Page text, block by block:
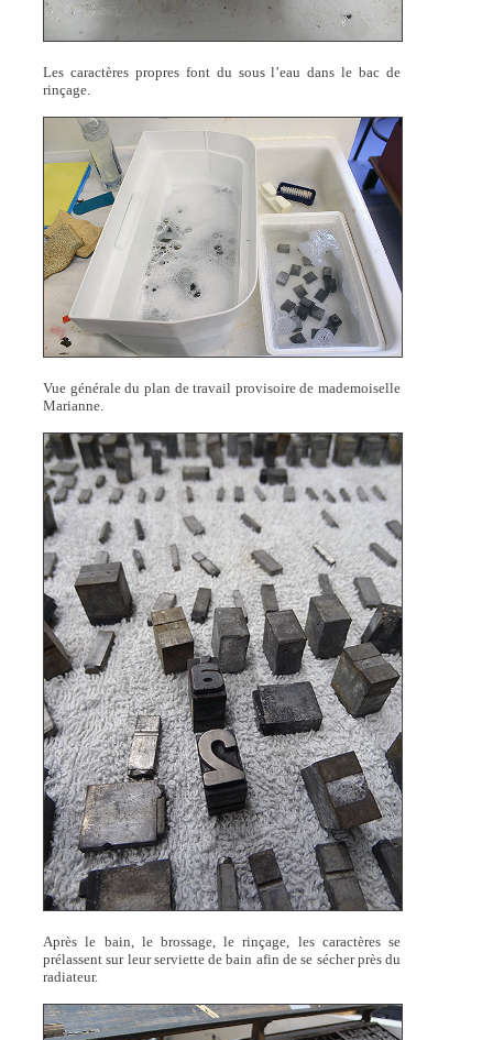
Les caractères propres font du sous l’eau dans le bac de
rinçage.
Vue générale du plan de travail provisoire de mademoiselle
Marianne.
Après le bain, le brossage, le rinçage, les caractères se
prélassent sur leur serviette de bain afin de se sécher près du
radiateur.